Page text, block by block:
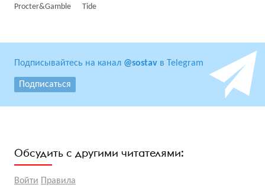
Procter&Gamble Tide
Подписывайтесь на канал @sostav в Telegram
Подписаться
Обсудить с другими читателями:
Войти Правила